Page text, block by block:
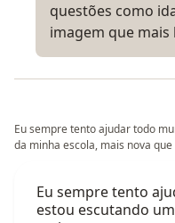
questões como
imagem que
Eu sempre tento ajudar todo
da minha escola, mais nova que
Eu sempre tento
estou escutando